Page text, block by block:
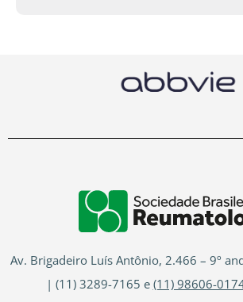
Av. Brigadeiro Luís Antônio, 2.466 – 9º
| (11) 3289-7165 e (11) 98606-